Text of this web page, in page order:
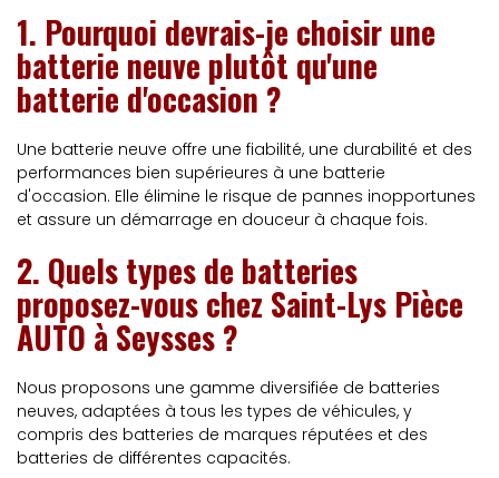
1. Pourquoi devrais-je choisir une
batterie neuve plutôt qu'une
batterie d'occasion ?
Une batterie neuve offre une fiabilité, une durabilité et des
performances bien supérieures à une batterie
d'occasion. Elle élimine le risque de pannes inopportunes
et assure un démarrage en douceur à chaque fois.
2. Quels types de batteries
proposez-vous chez Saint-Lys Pièce
AUTO à Seysses ?
Nous proposons une gamme diversifiée de batteries
neuves, adaptées à tous les types de véhicules, y
compris des batteries de marques réputées et des
batteries de différentes capacités.